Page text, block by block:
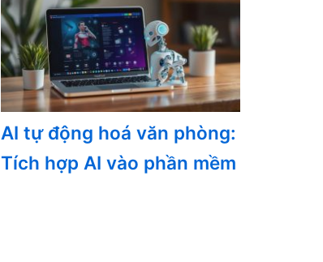
AI tự động hoá văn phòng:
Tích hợp AI vào phần mềm